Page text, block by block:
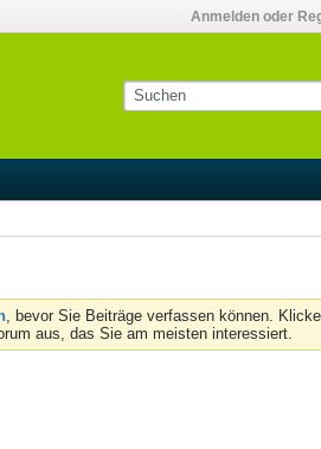
Anmelden oder
, bevor Sie Beiträge verfassen können.
aus, das Sie am meisten interessiert.